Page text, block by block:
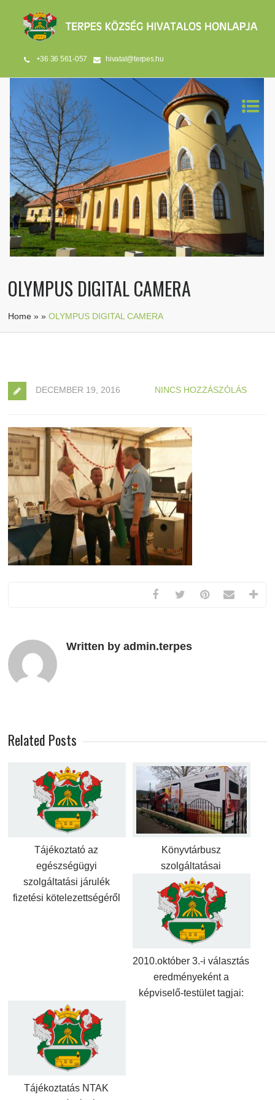
+36 36 561-057 hivatal@terpes.hu
OLYMPUS DIGITAL CAMERA
Home »»OLYMPUS DIGITAL CAMERA
DECEMBER 19, 2016 NINCS HOZZÁSZÓLÁS
Written by admin.terpes
Related Posts
Tájékoztató az
egészségügyi
szolgáltatási járulék
fizetési kötelezettségéről
Könyvtárbusz
szolgáltatásai
2010.október 3.-i választás
eredményeként a
képviselő-testület tagjai:
Tájékoztatás NTAK